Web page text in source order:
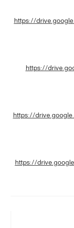
https://
https://
https://
https://